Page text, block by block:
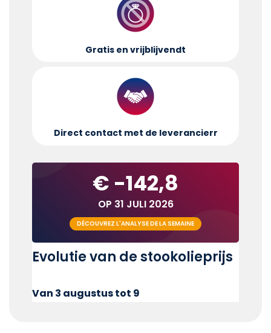
Gratis en vrijblijvendt
Direct contact met de leverancierr
€ -142,8
OP 31 JULI 2026
DÉCOUVREZ L'ANALYSE DE LA SEMAINE
Evolutie van de stookolieprijs
Van 3 augustus tot 9